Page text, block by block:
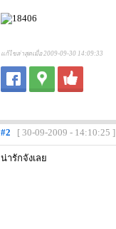
แก้ไขล่าสุดเมื่อ 2009-09-30 14:09:33
#2 [ 30-09-2009 - 14:10:25 ]
น่ารักจังเลย